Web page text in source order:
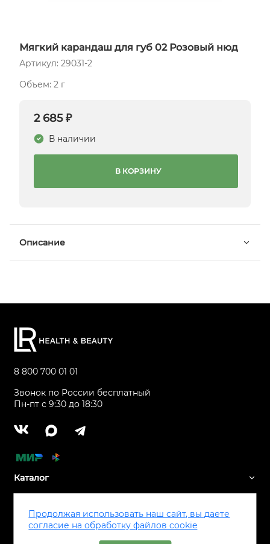
Мягкий карандаш для губ 02 Розовый нюд
Артикул: 29031-2
Объем: 2 г
2 685 ₽
В наличии
В КОРЗИНУ
Описание
Продолжая использовать наш сайт, вы даете
согласие на обработку файлов cookie
8 800 700 01 01
Звонок по России бесплатный
Пн-пт с 9:30 до 18:30
Каталог